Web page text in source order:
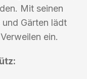
Mit seinen
Gärten lädt
ein.